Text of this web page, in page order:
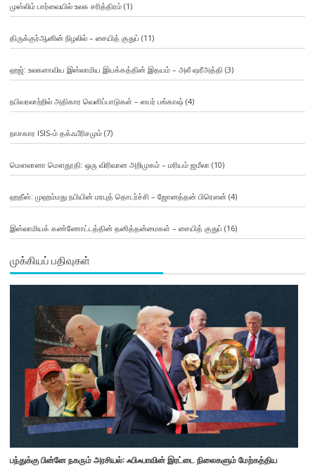
முஸ்லிம் பார்வையில் உலக சரித்திரம்(1)
திருக்குர்ஆனின் நிழலில் – சையித் குதுப் (11)
ஹஜ்: உலகளாவிய இஸ்லாமிய இயக்கத்தின் இதயம் – அலீ ஷரீஅத்தி (3)
நபிவரலாற்றில் அதிகார வெளிப்பாடுகள் – ஸபர் பங்காஷ் (4)
நாசகார ISIS-ம் தக்ஃபீரிசமும்(7)
மௌலானா மௌதூதி: ஒரு விரிவான அறிமுகம் – மரியம் ஜமீலா (10)
ஹதீஸ்: முஹம்மது நபியின் மரபுத் தொடர்ச்சி – ஜோனத்தன் பிரௌன் (4)
இஸ்லாமியக் கண்ணோட்டத்தின் தனித்தன்மைகள் – சையித் குதுப் (16)
முக்கியப் பதிவுகள்
பந்துக்கு பின்னே நகரும் அரசியல்: ஃபிஃபாவின் இரட்டை நிலைகளும் மேற்கத்திய